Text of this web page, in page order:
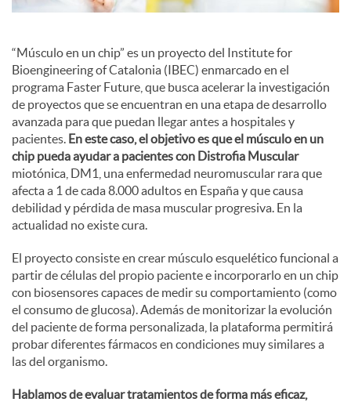
n
t
e
n
i
d
o
s
“Músculo en un chip” es un proyecto del Institute for
Bioengineering of Catalonia (IBEC) enmarcado en el
programa Faster Future, que busca acelerar la investigación
de proyectos que se encuentran en una etapa de desarrollo
avanzada para que puedan llegar antes a hospitales y
pacientes. En este caso, el objetivo es que el músculo en un
chip pueda ayudar a pacientes con Distrofia Muscular
miotónica, DM1, una enfermedad neuromuscular rara que
afecta a 1 de cada 8.000 adultos en España y que causa
debilidad y pérdida de masa muscular progresiva. En la
actualidad no existe cura.
El proyecto consiste en crear músculo esquelético funcional a
partir de células del propio paciente e incorporarlo en un chip
con biosensores capaces de medir su comportamiento (como
el consumo de glucosa). Además de monitorizar la evolución
del paciente de forma personalizada, la plataforma permitirá
probar diferentes fármacos en condiciones muy similares a
las del organismo.
Hablamos de evaluar tratamientos de forma más eficaz,